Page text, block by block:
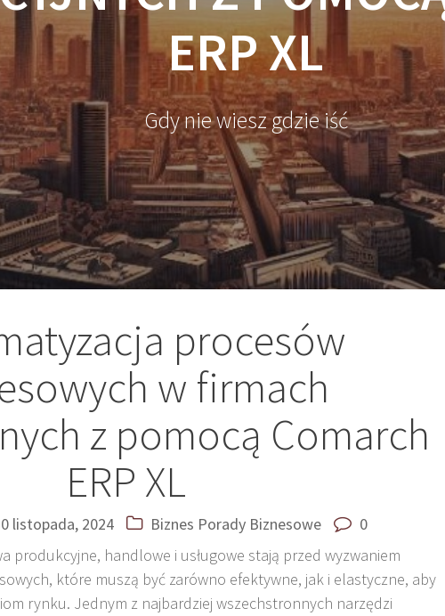
ERP XL
Gdy nie wiesz gdzie iść
procesów
w firmach
z pomocą Comarch
ERP XL
listopada, 2024 Biznes Porady Biznesowe
0
produkcyjne, handlowe i usługowe stają przed wyzwaniem
które muszą być zarówno efektywne, jak i elastyczne, aby
rynku. Jednym z najbardziej wszechstronnych narzędzi